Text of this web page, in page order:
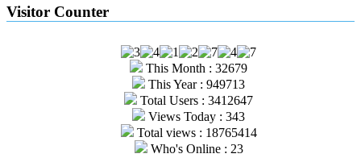
Visitor Counter
This Month : 32679
This Year : 949713
Total Users : 3412647
Views Today : 343
Total views : 18765414
Who's Online : 23